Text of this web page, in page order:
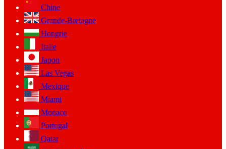
Chine
Grande-Bretagne
Hongrie
Italie
Japon
Las Vegas
Mexique
Miami
Monaco
Portugal
Qatar